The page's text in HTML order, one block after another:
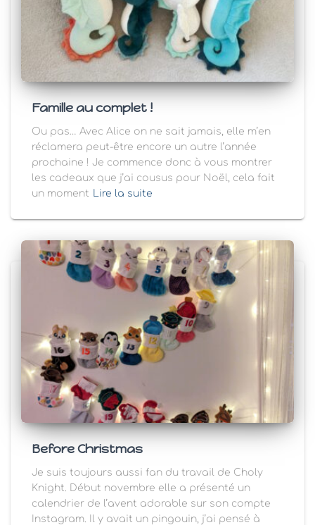
Famille au complet !
Ou pas… Avec Alice on ne sait jamais, elle m’en
réclamera peut-être encore un autre l’année
prochaine ! Je commence donc à vous montrer
les cadeaux que j’ai cousus pour Noël, cela fait
un moment Lire la suite
Before Christmas
Je suis toujours aussi fan du travail de Choly
Knight. Début novembre elle a présenté un
calendrier de l’avent adorable sur son compte
Instagram. Il y avait un pingouin, j’ai pensé à